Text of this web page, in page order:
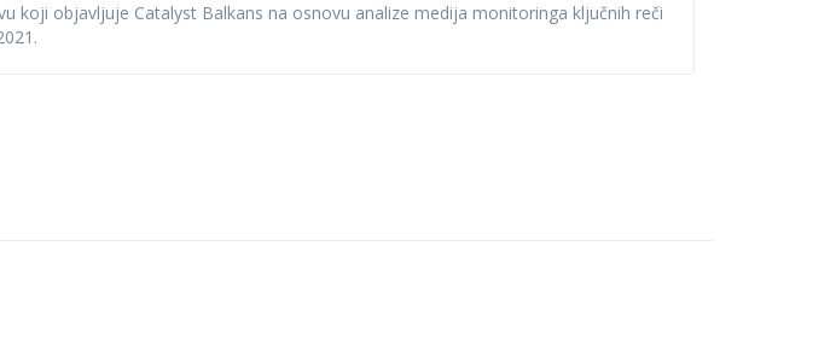
koji objavljuje Catalyst Balkans na osnovu analize medija monitoringa ključnih reči